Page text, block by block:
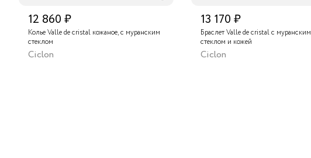
12 860 ₽
Колье Valle de cristal кожаное, с муранским
стеклом
Ciclon
13 170 ₽
Браслет Valle de cristal с муранским
стеклом и кожей
Ciclon